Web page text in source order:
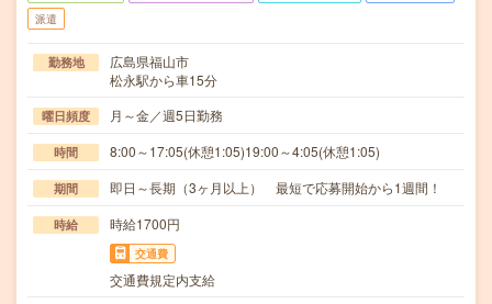
派遣
勤務地
広島県福山市
松永駅から車15分
曜日頻度 月～金／週5日勤務
時間 8:00～17:05(休憩1:05)19:00～4:05(休憩1:05)
期間 即日～長期（3ヶ月以上） 最短で応募開始から1週間！
時給 時給1700円
交通費
交通費規定内支給